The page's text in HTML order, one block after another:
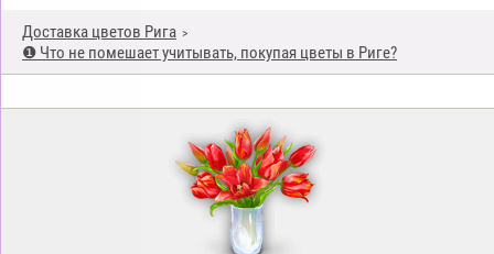
Доставка цветов Рига
❶ Что не помешает учитывать, покупая цветы в Риге?